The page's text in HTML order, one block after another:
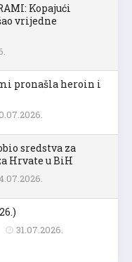
Kopajući
vrijedne
pronašla heroin i
sredstva za
Hrvate u BiH
31.07.2026.